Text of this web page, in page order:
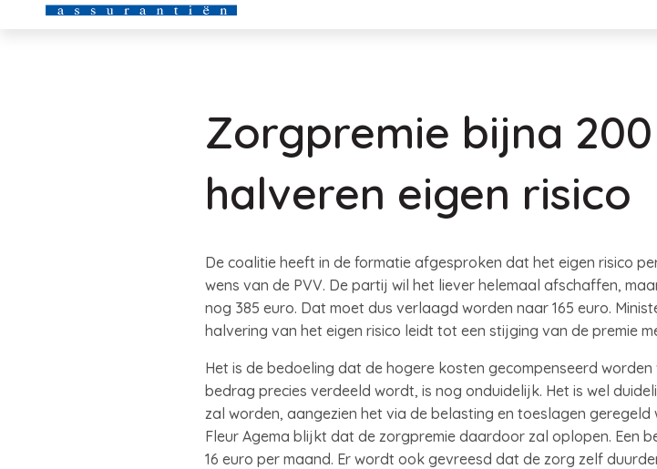
Zorgpremie bijna
halveren eigen risico
De coalitie heeft in de formatie afgesproken dat het eigen risico
wens van de PVV. De partij wil het liever helemaal afschaffen,
nog 385 euro. Dat moet dus verlaagd worden naar 165 euro.
halvering van het eigen risico leidt tot een stijging van de premie
Het is de bedoeling dat de hogere kosten gecompenseerd
bedrag precies verdeeld wordt, is nog onduidelijk. Het is wel
zal worden, aangezien het via de belasting en toeslagen
Fleur Agema blijkt dat de zorgpremie daardoor zal oplopen. Een
16 euro per maand. Er wordt ook gevreesd dat de zorg zelf